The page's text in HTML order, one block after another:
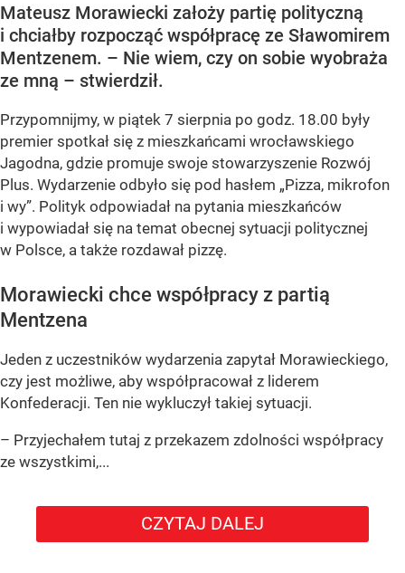
Mateusz Morawiecki założy partię polityczną
i chciałby rozpocząć współpracę ze Sławomirem
Mentzenem. – Nie wiem, czy on sobie wyobraża
ze mną – stwierdził.
Przypomnijmy, w piątek 7 sierpnia po godz. 18.00 były
premier spotkał się z mieszkańcami wrocławskiego
Jagodna, gdzie promuje swoje stowarzyszenie Rozwój
Plus. Wydarzenie odbyło się pod hasłem „Pizza, mikrofon
i wy”. Polityk odpowiadał na pytania mieszkańców
i wypowiadał się na temat obecnej sytuacji politycznej
w Polsce, a także rozdawał pizzę.
Morawiecki chce współpracy z partią
Mentzena
Jeden z uczestników wydarzenia zapytał Morawieckiego,
czy jest możliwe, aby współpracował z liderem
Konfederacji. Ten nie wykluczył takiej sytuacji.
– Przyjechałem tutaj z przekazem zdolności współpracy
ze wszystkimi,...
CZYTAJ DALEJ